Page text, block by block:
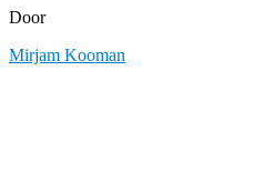
Door
Mirjam Kooman